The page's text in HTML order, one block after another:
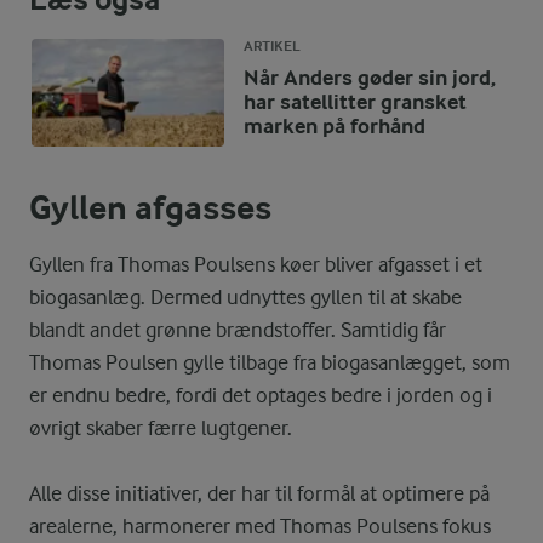
ARTIKEL
Når Anders gøder sin jord,
har satellitter gransket
marken på forhånd
Gyllen afgasses
Gyllen fra Thomas Poulsens køer bliver afgasset i et
biogasanlæg. Dermed udnyttes gyllen til at skabe
blandt andet grønne brændstoffer. Samtidig får
Thomas Poulsen gylle tilbage fra biogasanlægget, som
er endnu bedre, fordi det optages bedre i jorden og i
øvrigt skaber færre lugtgener.
Alle disse initiativer, der har til formål at optimere på
arealerne, harmonerer med Thomas Poulsens fokus